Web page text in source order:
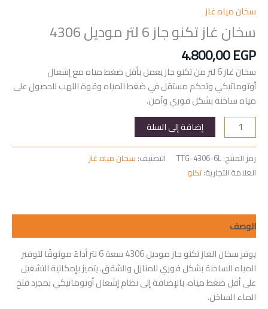
سخان مياه غاز
سخان غاز تكنو جاز 6 لتر موديل 4306
4.800,00EGP
سخان غاز 6 لتر من تكنو جاز يعمل بأقل ضغط مياه مع إشعال
أوتوماتيكي وتحكم مستقل في ضغط المياه وقوة اللهب للحصول على
مياه ساخنة بشكل فوري وآمن.
كمية
سخان
غاز
تكنو
جاز
موديل
4306
إضافة إلى السلة
رمز المنتج:TTG-4306-6L التصنيف: سخان مياه غاز
العلامة التجارية:تكنو
الوصف
يوفر سخان الغاز تكنو جاز موديل 4306 سعة 6 لتر أداءً موثوقًا لتوفير
المياه الساخنة بشكل فوري للمنازل والشقق. يتميز بإمكانية التشغيل
على أقل ضغط مياه، بالإضافة إلى نظام إشعال أوتوماتيكي بمجرد فتح
الماء الساخن.